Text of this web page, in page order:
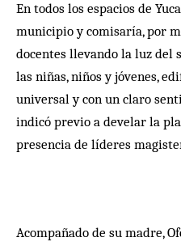
En todos los espacios de
municipio y comisaría, por
docentes llevando la luz del
las niñas, niños y jóvenes,
universal y con un claro
indicó previo a develar la
presencia de líderes
Acompañado de su madre,